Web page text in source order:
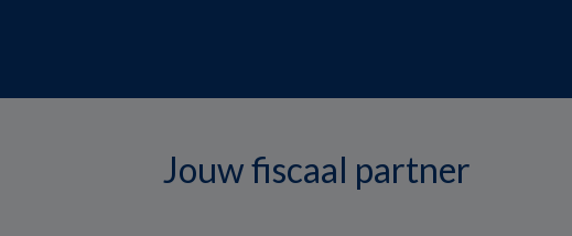
Jouw fiscaal partner